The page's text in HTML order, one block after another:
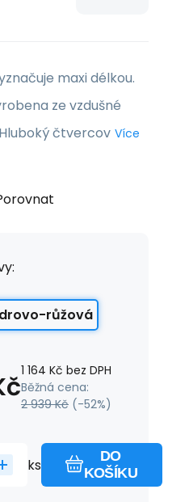
maxi délkou.
ze vzdušné
čtvercov Více
růžová
1 164 Kč bez DPH
Běžná cena:
2 939 Kč (-52%)
ks
DO
KOŠÍKU